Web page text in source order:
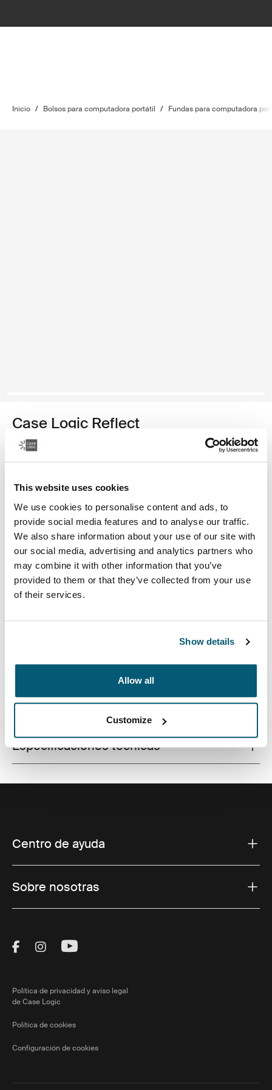
This website uses cookies
We use cookies to personalise content and ads, to
provide social media features and to analyse our traffic.
We also share information about your use of our site with
our social media, advertising and analytics partners who
may combine it with other information that you’ve
provided to them or that they’ve collected from your use
of their services.
Show details
Allow all
Customize
Inicio / Bolsos para computadora portátil / Fundas para computadora
Case Logic Reflect
funda para MacBook® de 14 pulgadas
Color
Case Logic Reflect 14" MacBook® Sleeve Gentle Blue (selected)
Case Logic Reflect 14" MacBook® Sleeve Negro
espuma con memoria que brinda protección de primer
Todas las características
Especificaciones técnicas
Centro de ayuda
Sobre nosotras
Visit Thule on Facebook (external link)
Visit Thule on Instagram (external link)
Visit Thule on Youtube (external
Política de privacidad y aviso legal
de Case Logic
Política de cookies
Configuración de cookies